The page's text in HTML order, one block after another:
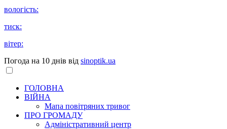
вологість:
тиск:
вітер:
Погода на 10 днів від sinoptik.ua
ГОЛОВНА
ВІЙНА
Мапа повітряних тривог
ПРО ГРОМАДУ
Aдміністративний центр